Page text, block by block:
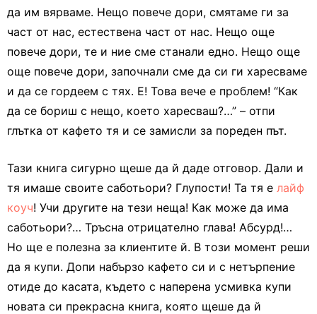
да им вярваме. Нещо повече дори, смятаме ги за
част от нас, естествена част от нас. Нещо още
повече дори, те и ние сме станали едно. Нещо още
още повече дори, започнали сме да си ги харесваме
и да се гордеем с тях. Е! Това вече е проблем! “Как
да се бориш с нещо, което харесваш?…” – отпи
глътка от кафето тя и се замисли за пореден път.
Тази книга сигурно щеше да й даде отговор. Дали и
тя имаше своите саботьори? Глупости! Та тя е лайф
коуч! Учи другите на тези неща! Как може да има
саботьори?… Тръсна отрицателно глава! Абсурд!…
Но ще е полезна за клиентите й. В този момент реши
да я купи. Допи набързо кафето си и с нетърпение
отиде до касата, където с наперена усмивка купи
новата си прекрасна книга, която щеше да й